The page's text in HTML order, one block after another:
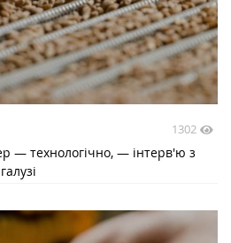
1302
— технологічно, — інтерв'ю з